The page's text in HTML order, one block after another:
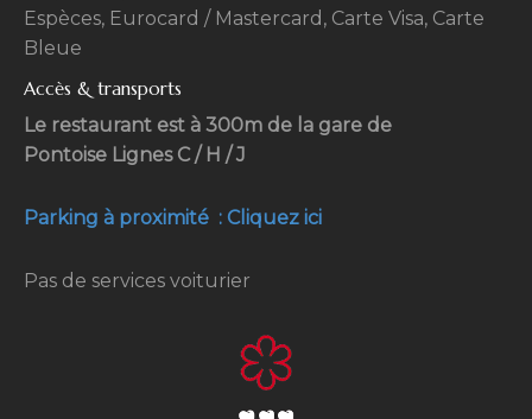
Espèces, Eurocard / Mastercard, Carte Visa, Carte
Bleue
Accès & transports
Le restaurant est à 300m de la gare de
Pontoise Lignes C / H / J
Parking à proximité : Cliquez ici
Pas de services voiturier